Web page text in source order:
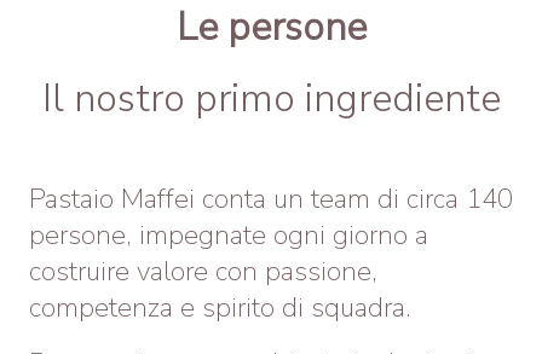
Le persone
Il nostro primo ingrediente
Pastaio Maffei conta un team di circa 140
persone, impegnate ogni giorno a
costruire valore con passione,
competenza e spirito di squadra.